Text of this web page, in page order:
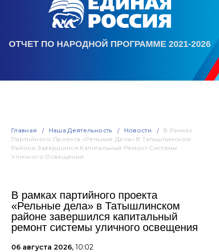
ОТЧЕТ ПО НАРОДНОЙ ПРОГРАММЕ 2021-2026
Главная Наша Деятельность Новости
В Рамках
Партийного Проекта «Рельные Дела» В Татышлинском
Районе Завершился Капитальный Ремонт Системы
Уличного Освещения
В рамках партийного проекта
«Рельные дела» в Татышлинском
районе завершился капитальный
ремонт системы уличного освещения
06 августа 2026, 10:02